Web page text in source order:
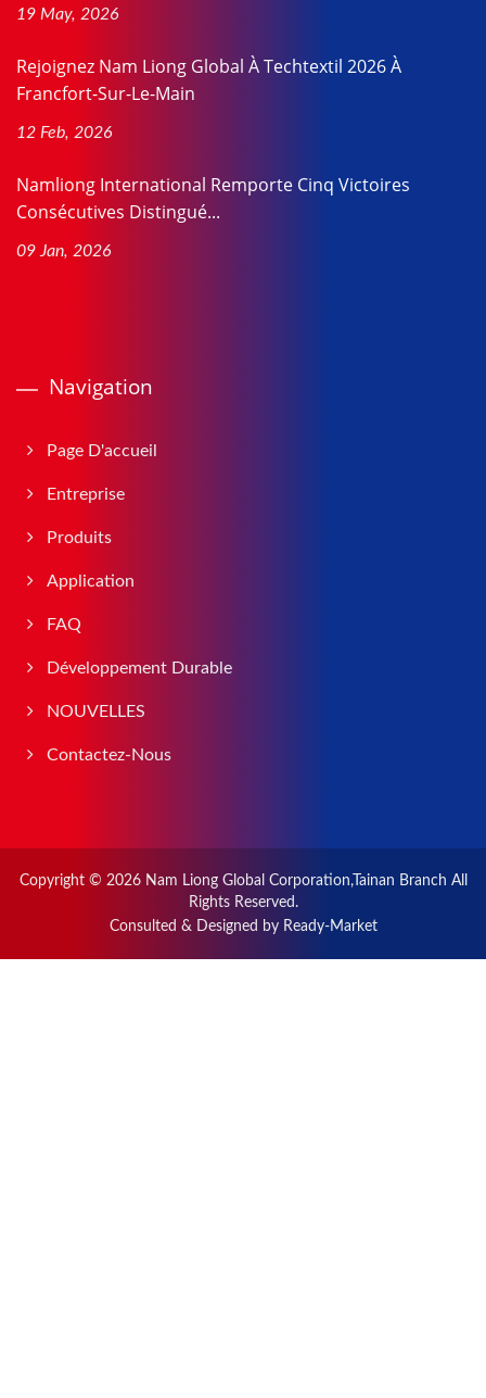
19 May, 2026
Rejoignez Nam Liong Global À Techtextil 2026 À
Francfort-Sur-Le-Main
12 Feb, 2026
Namliong International Remporte Cinq Victoires
Consécutives Distingué...
09 Jan, 2026
Navigation
Page D'accueil
Entreprise
Produits
Application
FAQ
Développement Durable
NOUVELLES
Contactez-Nous
Copyright © 2026 Nam Liong Global Corporation,Tainan Branch All
Rights Reserved.
Consulted & Designed by Ready-Market